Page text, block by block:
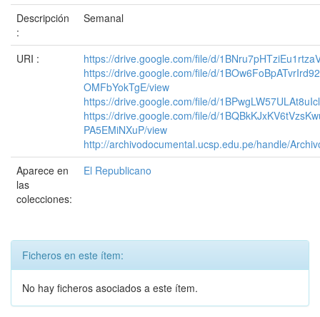
Descripción
:
Semanal
URI :
https://drive.google.com/file/d/
https://drive.google.com/file/d/
OMFbYokTgE/view
https://drive.google.com/file/d/
https://drive.google.com/file/d/
PA5EMiNXuP/view
http://archivodocumental.ucsp.edu.pe/handle/
Aparece en
las
colecciones:
El Republicano
Ficheros en este ítem:
No hay ficheros asociados a este ítem.